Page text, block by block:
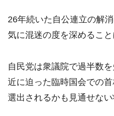
26年続いた自公連立の解
気に混迷の度を深めること
自民党は衆議院で過半数
近に迫った臨時国会での
選出されるかも見通せない